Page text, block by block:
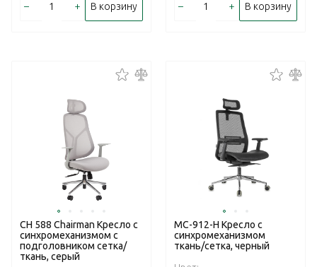
– + В корзину – + В корзину
CH 588 Chairman Кресло с
cинхромеханизмом с
подголовником сетка/
ткань, серый
МС-912-H Кресло с
cинхромеханизмом
ткань/сетка, черный